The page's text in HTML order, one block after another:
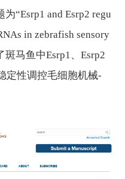
为“Esrp1 and Esrp2 regu
in zebrafish sensory
斑马鱼中Esrp1、Esrp2
定性调控毛细胞机械-